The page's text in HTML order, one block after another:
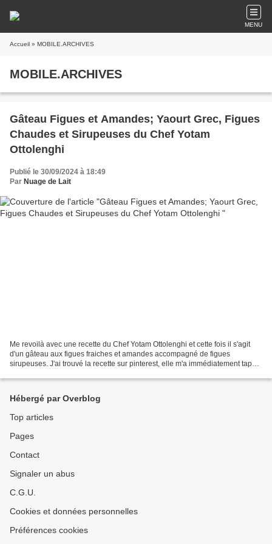
MENU
Accueil » MOBILE.ARCHIVES
MOBILE.ARCHIVES
Gâteau Figues et Amandes; Yaourt Grec, Figues
Chaudes et Sirupeuses du Chef Yotam
Ottolenghi
Publié le 30/09/2024 à 18:49
Par Nuage de Lait
Me revoilà avec une recette du Chef Yotam Ottolenghi et cette fois il s'agit
d'un gâteau aux figues fraiches et amandes accompagné de figues
sirupeuses. J'ai trouvé la recette sur pinterest, elle m'a immédiatement tapé
Hébergé par Overblog
Top articles
Pages
Contact
Signaler un abus
C.G.U.
Cookies et données personnelles
Préférences cookies